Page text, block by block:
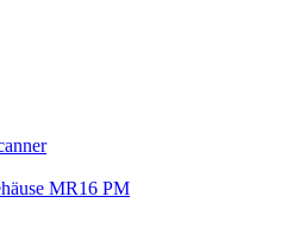
MR16 PM